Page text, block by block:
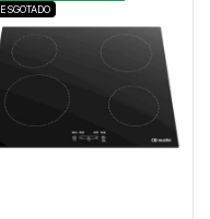
ESGOTADO